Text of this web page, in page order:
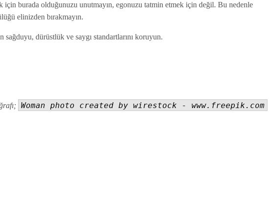
için burada olduğunuzu unutmayın, egonuzu tatmin etmek için değil. Bu nedenle
elinizden bırakmayın.
sağduyu, dürüstlük ve saygı standartlarını koruyun.
Woman photo created by wirestock - www.freepik.com